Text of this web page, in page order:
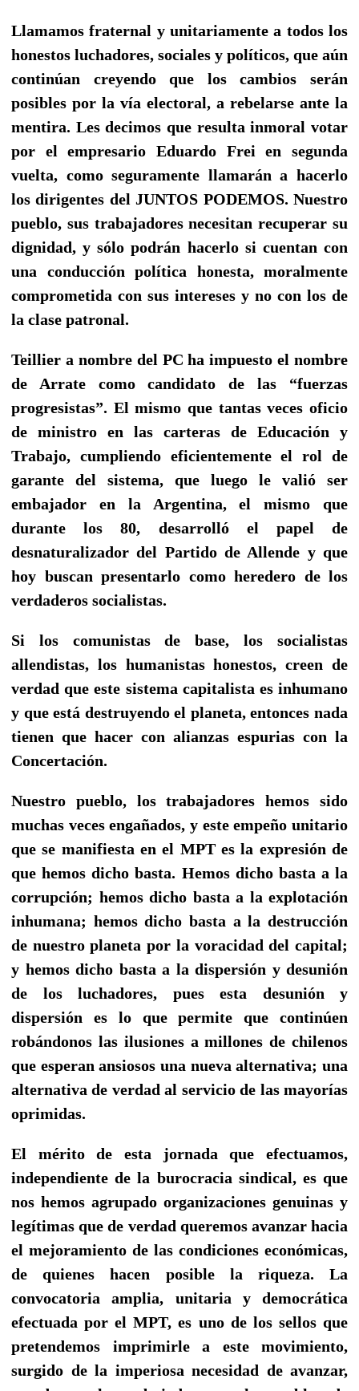
Llamamos fraternal y unitariamente a todos los
honestos luchadores, sociales y políticos, que aún
continúan creyendo que los cambios serán
posibles por la vía electoral, a rebelarse ante la
mentira. Les decimos que resulta inmoral votar
por el empresario Eduardo Frei en segunda
vuelta, como seguramente llamarán a hacerlo
los dirigentes del JUNTOS PODEMOS. Nuestro
pueblo, sus trabajadores necesitan recuperar su
dignidad, y sólo podrán hacerlo si cuentan con
una conducción política honesta, moralmente
comprometida con sus intereses y no con los de
la clase patronal.
Teillier a nombre del PC ha impuesto el nombre
de Arrate como candidato de las “fuerzas
progresistas”. El mismo que tantas veces oficio
de ministro en las carteras de Educación y
Trabajo, cumpliendo eficientemente el rol de
garante del sistema, que luego le valió ser
embajador en la Argentina, el mismo que
durante los 80, desarrolló el papel de
desnaturalizador del Partido de Allende y que
hoy buscan presentarlo como heredero de los
verdaderos socialistas.
Si los comunistas de base, los socialistas
allendistas, los humanistas honestos, creen de
verdad que este sistema capitalista es inhumano
y que está destruyendo el planeta, entonces nada
tienen que hacer con alianzas espurias con la
Concertación.
Nuestro pueblo, los trabajadores hemos sido
muchas veces engañados, y este empeño unitario
que se manifiesta en el MPT es la expresión de
que hemos dicho basta. Hemos dicho basta a la
corrupción; hemos dicho basta a la explotación
inhumana; hemos dicho basta a la destrucción
de nuestro planeta por la voracidad del capital;
y hemos dicho basta a la dispersión y desunión
de los luchadores, pues esta desunión y
dispersión es lo que permite que continúen
robándonos las ilusiones a millones de chilenos
que esperan ansiosos una nueva alternativa; una
alternativa de verdad al servicio de las mayorías
oprimidas.
El mérito de esta jornada que efectuamos,
independiente de la burocracia sindical, es que
nos hemos agrupado organizaciones genuinas y
legítimas que de verdad queremos avanzar hacia
el mejoramiento de las condiciones económicas,
de quienes hacen posible la riqueza. La
convocatoria amplia, unitaria y democrática
efectuada por el MPT, es uno de los sellos que
pretendemos imprimirle a este movimiento,
surgido de la imperiosa necesidad de avanzar,